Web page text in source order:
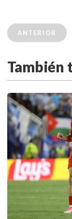
ANTERIOR
También